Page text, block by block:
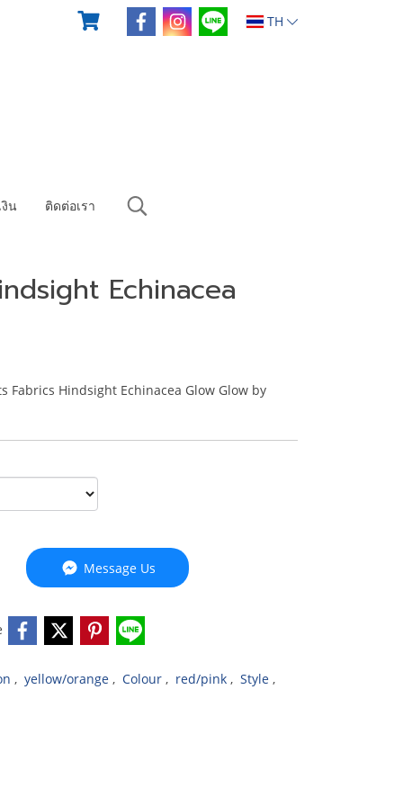
TH
น ติดต่อเรา
Echinacea
Fabrics Hindsight Echinacea Glow Glow by
Message Us
, yellow/orange , Colour , red/pink , Style ,